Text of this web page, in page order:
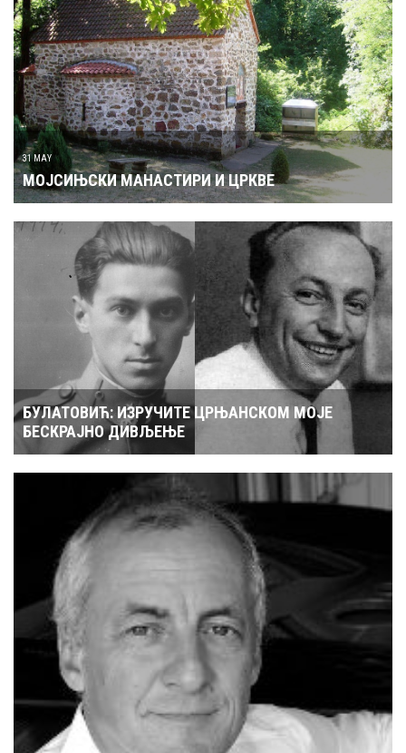
31 MAY
МОЈСИЊСКИ МАНАСТИРИ И ЦРКВЕ
БУЛАТОВИЋ: ИЗРУЧИТЕ ЦРЊАНСКОМ МОЈЕ
БЕСКРАЈНО ДИВЉЕЊЕ